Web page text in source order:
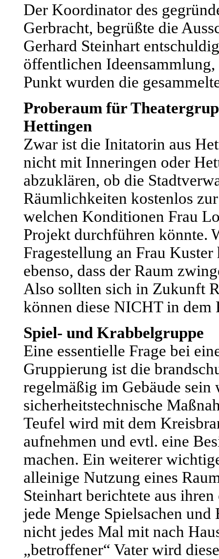
Der Koordinator des
Gerbracht, begrüßte die
Gerhard Steinhart
öffentlichen
Punkt wurden die
Proberaum für
Hettingen
Zwar ist die Initatorin aus
nicht mit Inneringen oder
abzuklären, ob die
Räumlichkeiten kostenlos
welchen Konditionen Frau
Projekt durchführen könnte.
Fragestellung an Frau
ebenso, dass der Raum
Also sollten sich in Zukunft
können diese NICHT in dem
Spiel- und Krabbelgruppe
Eine essentielle Frage bei
Gruppierung ist die
regelmäßig im Gebäude sein
sicherheitstechnische
Teufel wird mit dem
aufnehmen und evtl. eine
machen. Ein weiterer
alleinige Nutzung eines
Steinhart berichtete aus
jede Menge Spielsachen und
nicht jedes Mal mit nach
„betroffener“ Vater wird